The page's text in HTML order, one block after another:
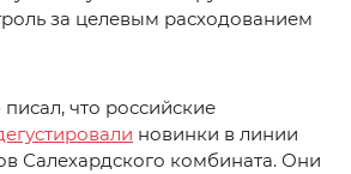
за целевым расходованием
что российские
новинки в линии
Салехардского комбината. Они